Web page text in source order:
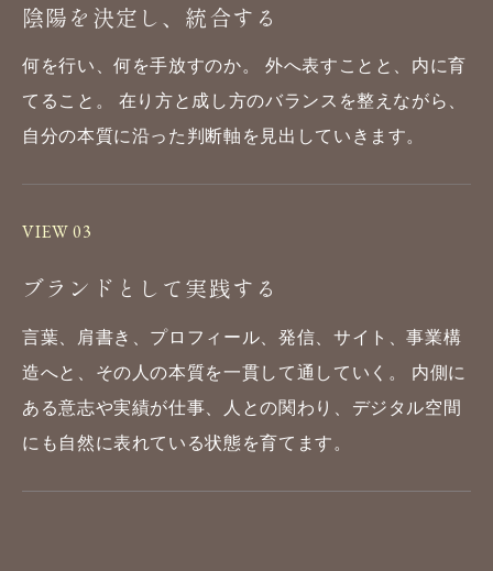
陰陽を決定し、統合する
何を行い、何を手放すのか。 外へ表すことと、 内に育
てること。
在り方と成し方のバランスを整えながら、
自分の本質に沿った 判断軸を見出していきます。
VIEW 03
ブランドとして実践する
言葉、肩書き、プロフィール、 発信、サイト、事業構
造へと、 その人の本質を一貫して通していく。 内側に
ある意志や実績が仕事、人との関わり、 デジタル空間
にも自然に表れている状態を育てます。